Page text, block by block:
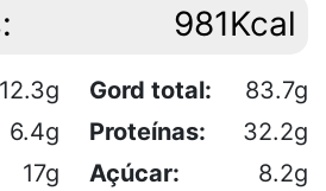
981Kcal
12.3g Gord total:
83.7g
6.4g Proteínas:
32.2g
17g Açúcar:
8.2g